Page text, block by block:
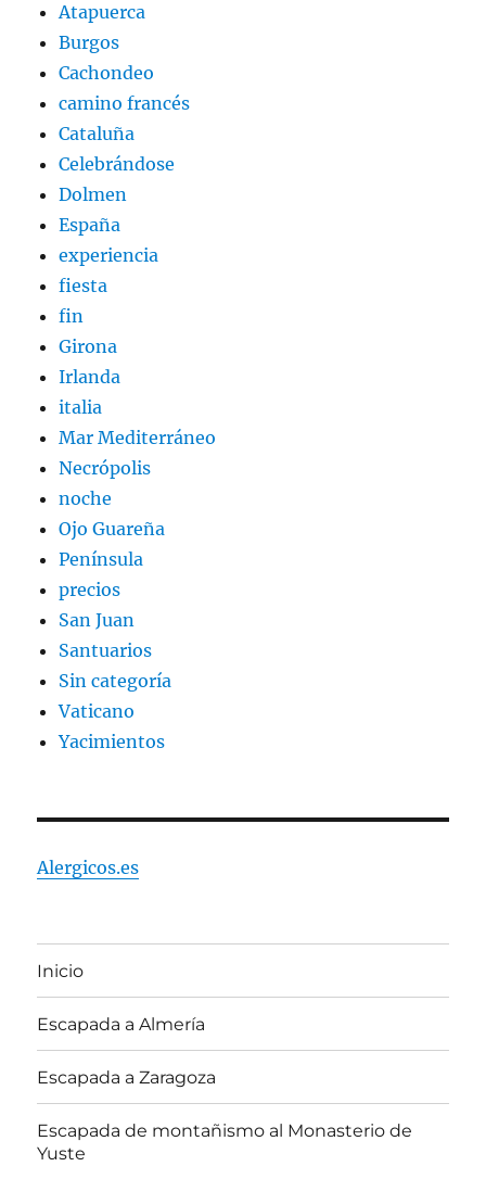
Atapuerca
Burgos
Cachondeo
camino francés
Cataluña
Celebrándose
Dolmen
España
experiencia
fiesta
fin
Girona
Irlanda
italia
Mar Mediterráneo
Necrópolis
noche
Ojo Guareña
Península
precios
San Juan
Santuarios
Sin categoría
Vaticano
Yacimientos
Alergicos.es
Inicio
Escapada a Almería
Escapada a Zaragoza
Escapada de montañismo al Monasterio de
Yuste